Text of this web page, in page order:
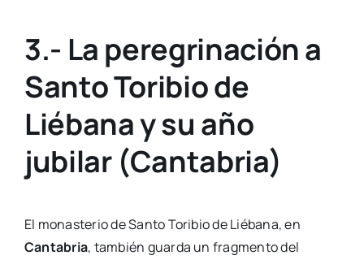
3.- La peregrinación a
Santo Toribio de
Liébana y su año
jubilar (Cantabria)
El monasterio de Santo Toribio de Liébana, en
Cantabria, también guarda un fragmento del